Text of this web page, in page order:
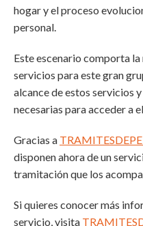
hogar y el proceso
personal.
Este escenario comporta
servicios para este gran
alcance de estos servicios
necesarias para acceder a
Gracias a
disponen ahora de un
tramitación que los
Si quieres conocer más
servicio, visita